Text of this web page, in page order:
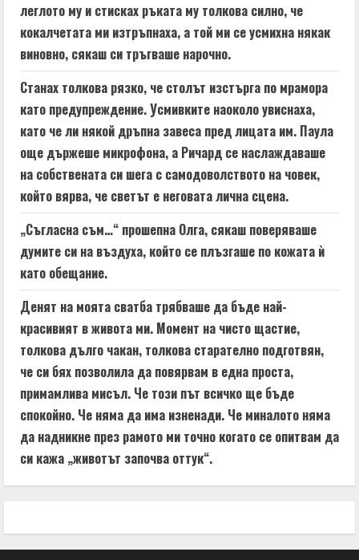
леглото му и стисках ръката му толкова силно, че
кокалчетата ми изтръпнаха, а той ми се усмихна някак
виновно, сякаш си тръгваше нарочно.
Станах толкова рязко, че столът изстърга по мрамора
като предупреждение. Усмивките наоколо увиснаха,
като че ли някой дръпна завеса пред лицата им. Паула
още държеше микрофона, а Ричард се наслаждаваше
на собствената си шега с самодоволството на човек,
който вярва, че светът е неговата лична сцена.
„Съгласна съм…“ прошепна Олга, сякаш поверяваше
думите си на въздуха, който се плъзгаше по кожата ѝ
като обещание.
Денят на моята сватба трябваше да бъде най-
красивият в живота ми. Момент на чисто щастие,
толкова дълго чакан, толкова старателно подготвян,
че си бях позволила да повярвам в една проста,
примамлива мисъл. Че този път всичко ще бъде
спокойно. Че няма да има изненади. Че миналото няма
да надникне през рамото ми точно когато се опитвам да
си кажа „животът започва оттук“.